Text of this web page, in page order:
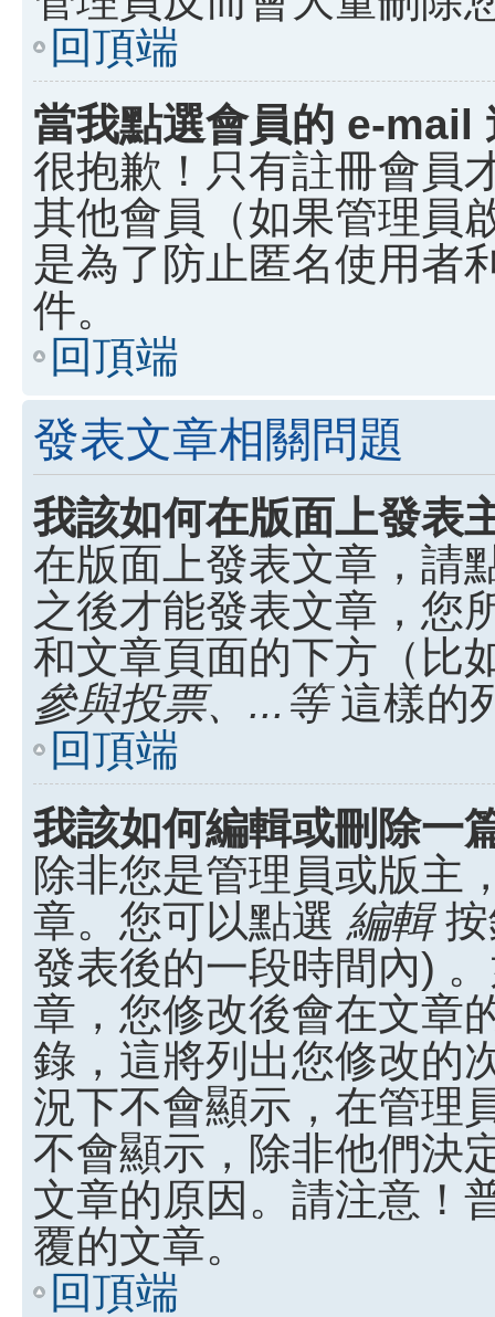
回頂端
當我點選會員的 e-mail
很抱歉！只有註冊會員
其他會員（如果管理員
是為了防止匿名使用者
件。
回頂端
發表文章相關問題
我該如何在版面上發表
在版面上發表文章，請
之後才能發表文章，您
和文章頁面的下方（比
參與投票、...等這樣的
回頂端
我該如何編輯或刪除一
除非您是管理員或版主
章。您可以點選 編輯按
發表後的一段時間內)
章，您修改後會在文章
錄，這將列出您修改的
況下不會顯示，在管理
不會顯示，除非他們決
文章的原因。請注意！
覆的文章。
回頂端